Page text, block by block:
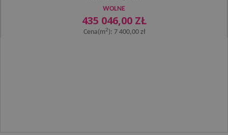
WOLNE
435 046,00 ZŁ
Cena(m2): 7 400,00 zł